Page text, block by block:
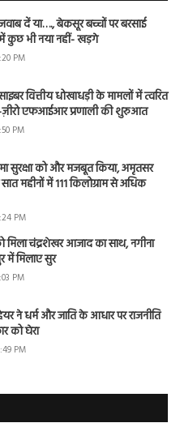
दें या…., बेकसूर बच्चों पर बरसाई
कुछ भी नया नहीं- खड़गे
PM
वित्तीय धोखाधड़ी के मामलों में त्वरित
ज़ीरो एफआईआर प्रणाली की शुरुआत
PM
सुरक्षा को और मजबूत किया, अमृतसर
महीनों में 111 किलोग्राम से अधिक
PM
चंद्रशेखर आजाद का साथ, नगीना
में मिलाए सुर
PM
ने धर्म और जाति के आधार पर राजनीति
को घेरा
PM